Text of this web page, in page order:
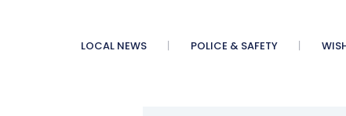
LOCAL NEWS POLICE & SAFETY